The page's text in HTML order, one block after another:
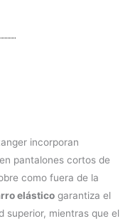
incorporan
pantalones cortos de
como fuera de la
elástico garantiza el
superior, mientras que el